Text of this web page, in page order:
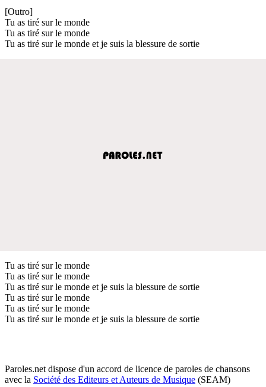
[Outro]
Tu as tiré sur le monde
Tu as tiré sur le monde
Tu as tiré sur le monde et je suis la blessure de sortie
Tu as tiré sur le monde
Tu as tiré sur le monde
Tu as tiré sur le monde et je suis la blessure de sortie
Tu as tiré sur le monde
Tu as tiré sur le monde
Tu as tiré sur le monde et je suis la blessure de sortie
Paroles.net dispose d'un accord de licence de paroles de chansons
avec la Société des Editeurs et Auteurs de Musique (SEAM)